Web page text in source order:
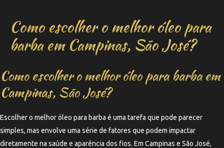
Como escolher o melhor óleo para
barba em Campinas, São José?
Como escolher o melhor óleo para barba em
Campinas, São José?
Escolher o melhor óleo para barba é uma tarefa que pode parecer
simples, mas envolve uma série de fatores que podem impactar
diretamente na saúde e aparência dos fios. Em Campinas e São José,